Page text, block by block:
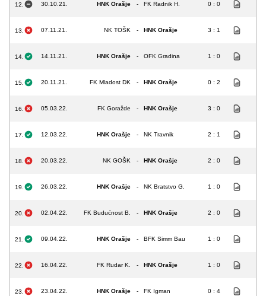
12. 30.10.21. HNK Orašje - FK Radnik H. 0 : 0
13. 07.11.21. NK TOŠK - HNK Orašje 3 : 1
14. 14.11.21. HNK Orašje - OFK Gradina 1 : 0
15. 20.11.21. FK Mladost DK - HNK Orašje 0 : 2
16. 05.03.22. FK Goražde - HNK Orašje 3 : 0
17. 12.03.22. HNK Orašje - NK Travnik 2 : 1
18. 20.03.22. NK GOŠK - HNK Orašje 2 : 0
19. 26.03.22. HNK Orašje - NK Bratstvo G. 1 : 0
20. 02.04.22. FK Budućnost B. - HNK Orašje 2 : 0
21. 09.04.22. HNK Orašje - BFK Simm Bau 1 : 0
22. 16.04.22. FK Rudar K. - HNK Orašje 1 : 0
23. 23.04.22. HNK Orašje - FK Igman 0 : 4